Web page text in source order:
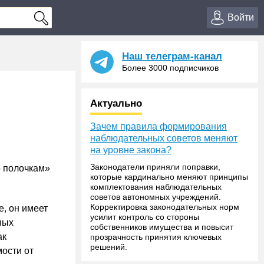
Войти
полочкам»
он имеет
от
Наш телеграм-канал
Более 3000 подписчиков
Актуально
Зачем правила формирования
наблюдательных советов меняют
на уровне закона?
Законодатели приняли поправки,
которые кардинально меняют принципы
комплектования наблюдательных
советов автономных учреждений.
Корректировка законодательных норм
усилит контроль со стороны
собственников имущества и повысит
прозрачность принятия ключевых
решений.